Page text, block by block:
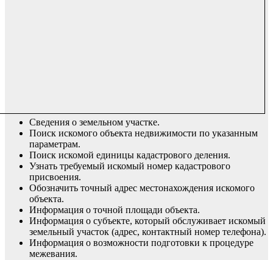
Сведения о земельном участке.
Поиск искомого объекта недвижимости по указанным
параметрам.
Поиск искомой единицы кадастрового деления.
Узнать требуемый искомый номер кадастрового
присвоения.
Обозначить точный адрес местонахождения искомого
объекта.
Информация о точной площади объекта.
Информация о субъекте, который обслуживает искомый
земельный участок (адрес, контактный номер телефона).
Информация о возможности подготовки к процедуре
межевания.